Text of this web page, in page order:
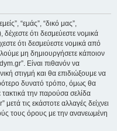
“εμάς”, “δικό μας”,
ότι δεσμεύεστε νομικά
ότι δεσμεύεστε νομικά από
μη δημιουργήσετε κάποιον
Είναι πιθανόν να
στιγμή και θα επιδιώξουμε να
δυνατό τρόπο, όμως θα
την παρούσα σελίδα
τις εκάστοτε αλλαγές δείχνει
τους όρους με την ανανεωμένη